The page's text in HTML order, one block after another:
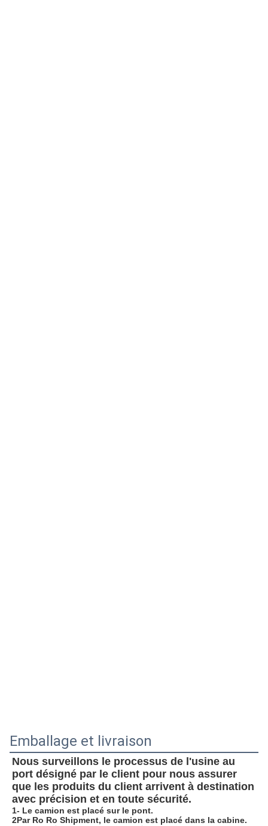
Emballage et livraison
Nous surveillons le processus de l'usine au
port désigné par le client pour nous assurer
que les produits du client arrivent à destination
avec précision et en toute sécurité.
1- Le camion est placé sur le pont.
2Par Ro Ro Shipment, le camion est placé dans la cabine.